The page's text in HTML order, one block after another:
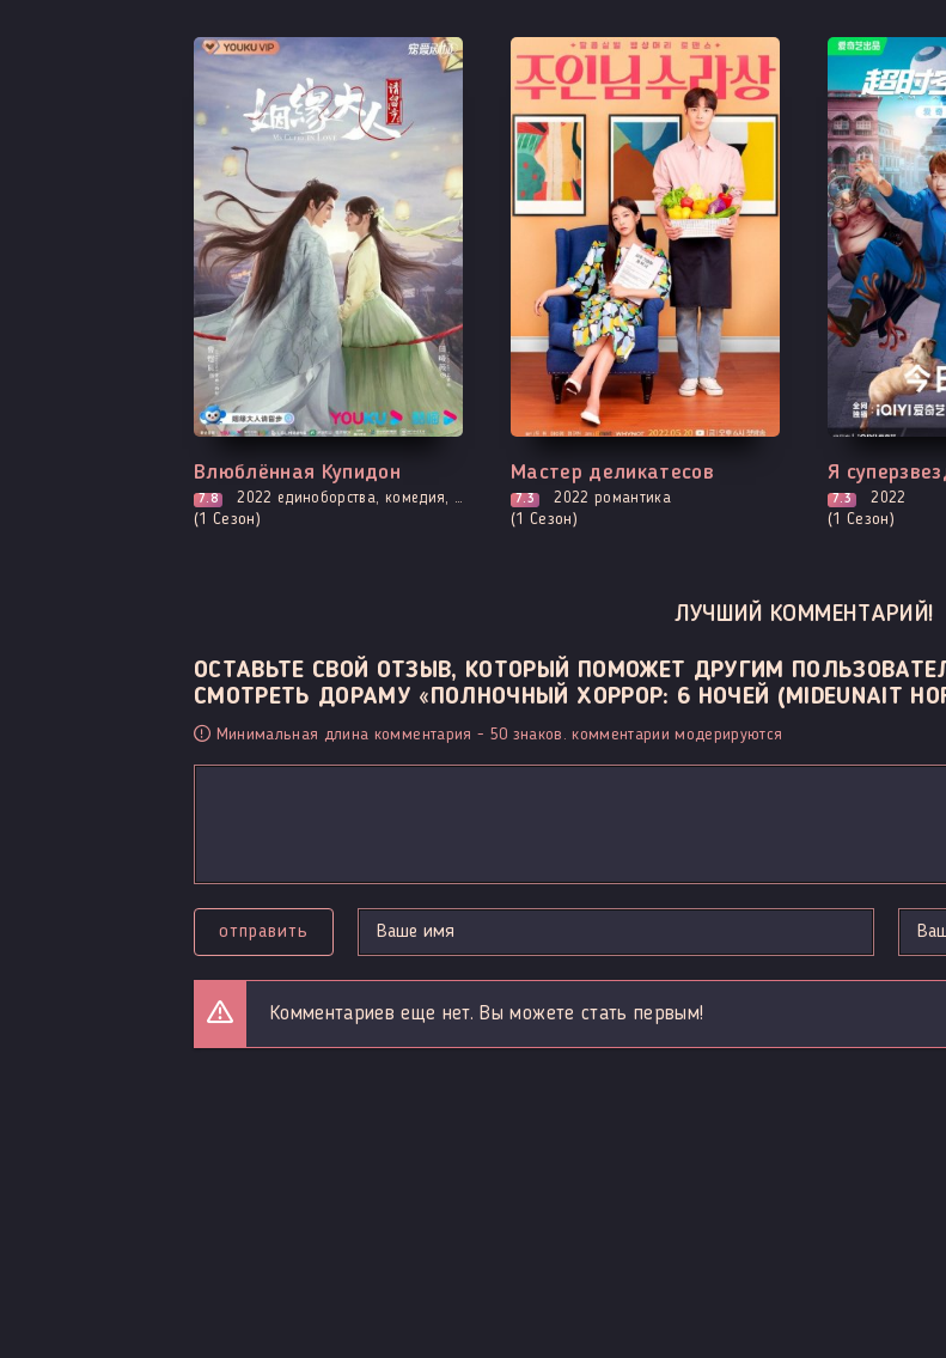
Все серии
Влюблённая Купидон
7.8 2022 единоборства, комедия, мелодрама, романтика, сянься, фэнтези
(1 Сезон)
Все серии
Мастер деликатесов
7.3 2022 романтика
(1 Сезон)
Выходит -
Я
7.3 2022
(1 Сезон)
ЛУЧШИЙ КОММЕНТАРИЙ!
ОСТАВЬТЕ СВОЙ ОТЗЫВ, КОТОРЫЙ ПОМОЖЕТ ДРУГИМ
СМОТРЕТЬ ДОРАМУ «ПОЛНОЧНЫЙ ХОРРОР: 6 НОЧЕЙ (MIDEUNAIT
Минимальная длина комментария - 50 знаков. комментарии модерируются
отправить
Комментариев еще нет. Вы можете стать первым!